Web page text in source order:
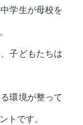
学生が母校を
子どもたちは
環境が整って
トです。